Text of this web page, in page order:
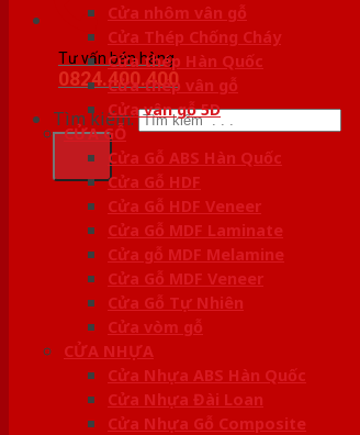
Tư vấn bán hàng
0824.400.400
Tìm kiếm:
Cửa nhôm vân gỗ
Cửa Thép Chống Cháy
Cửa thép Hàn Quốc
Cửa thép vân gỗ
Cửa vân gỗ 5D
CỬA GỖ
Cửa Gỗ ABS Hàn Quốc
Cửa Gỗ HDF
Cửa Gỗ HDF Veneer
Cửa Gỗ MDF Laminate
Cửa gỗ MDF Melamine
Cửa Gỗ MDF Veneer
Cửa Gỗ Tự Nhiên
Cửa vòm gỗ
CỬA NHỰA
Cửa Nhựa ABS Hàn Quốc
Cửa Nhựa Đài Loan
Cửa Nhựa Gỗ Composite